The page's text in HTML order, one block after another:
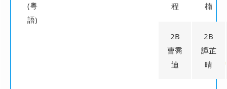
(粵
語)
程
楠
2B
曹喬
迪
2B
譚芷
晴